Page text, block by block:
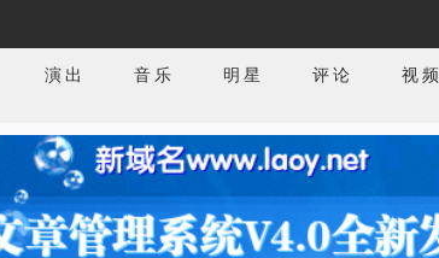
演出 音乐 明星 评论 视频